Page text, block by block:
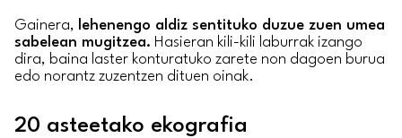
Gainera,
lehenengo aldiz sentituko duzue zuen umea
sabelean mugitzea. Hasieran kili-kili laburrak izango
dira, baina laster konturatuko zarete non dagoen burua
edo norantz zuzentzen dituen oinak.
20 asteetako ekografia